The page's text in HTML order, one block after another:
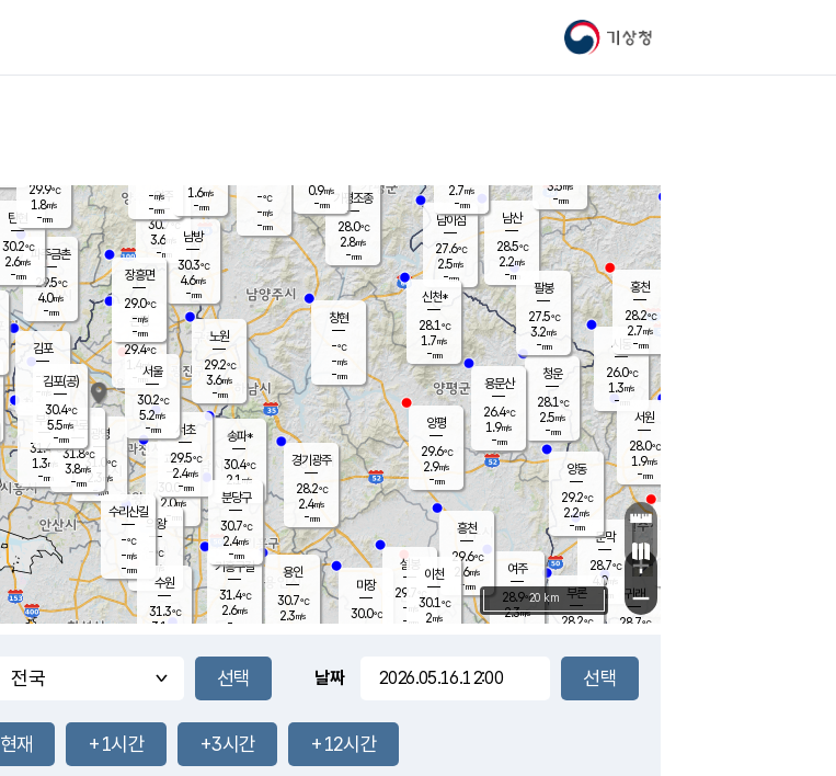
기상청
문막
28.7℃
4.0m/s
mm
남이섬
27.6℃
2.5m/s
-mm
양주
30.7℃
3.6
-mm
부론
28.2℃
과천
30.0℃
2.0m/s
- mm
남산
28.5℃
2.2m/s
-mm
-mm
청운
28.1℃
2.5m/s
-mm
팔봉
27.5℃
3.2m/s
-mm
-mm
용인
30.7℃
2.3m/s
여주
28.9℃
2.3m/s
양동
29.2℃
2.2m/s
-mm
경기광주
28.2℃
2.4m/s
-mm
장호원
2.7m/s
-mm
31.4
℃
파주금촌
29.5℃
4.0m/s
-mm
가평조종
28.0℃
2.8m/s
-mm
-℃
-m/s
-mm
신천*
28.1℃
1.7m/s
-mm
창현
-℃
-m/s
-mm
탄현
30.2℃
2.6m/s
-mm
0.9m/s
-mm
31.9℃
1.4m/s
-mm
흥천
29.6℃
2.6m/s
-mm
마장
30.0℃
의왕
- ℃
m/s
mm
김포
- ℃
-m/s
mm
설봉
29.7
-m/s
- mm
광명
31.0
℃
2.3 m/s
-mm
부천
31.4℃
1.3m/s
-mm
-mm
구로
31.8℃
3.8m/s
-mm
은평
29.4℃
1.4 m/s
- mm
노원
29.2℃
3.6m/s
-mm
송파*
30.4℃
2.1 m/s
-mm
서초
29.5℃
2.4m/s
-mm
남방
30.3℃
4.6m/s
-mm
기흥구갈
31.4℃
2.6m/s
-
수리산길
-℃
-m/s
-mm
분당구
30.7℃
2.4m/s
-mm
장흥면
29.0℃
-m/s
-mm
-m/s
-mm
시동
26.0℃
1.3m/s
- mm
귀래
28.7℃
서원
28.0℃
1.9m/s
-mm
용문산
26.4℃
1.9m/s
-mm
김포(공)
30.4℃
5.5m/s
-mm
홍천
28.2℃
2.7m/s
-mm
이천
30.1℃
2m/s
양평
29.6℃
2.9m/s
-mm
수원
31.3℃
3.1 m/s
서울
30.2℃
5.2m/s
-mm
3.5m/s
-mm
29.9℃
1.8m/s
-mm
1.6m/s
-mm
+
−
20 km
날짜
현재 +1시간 +3시간 +12시간